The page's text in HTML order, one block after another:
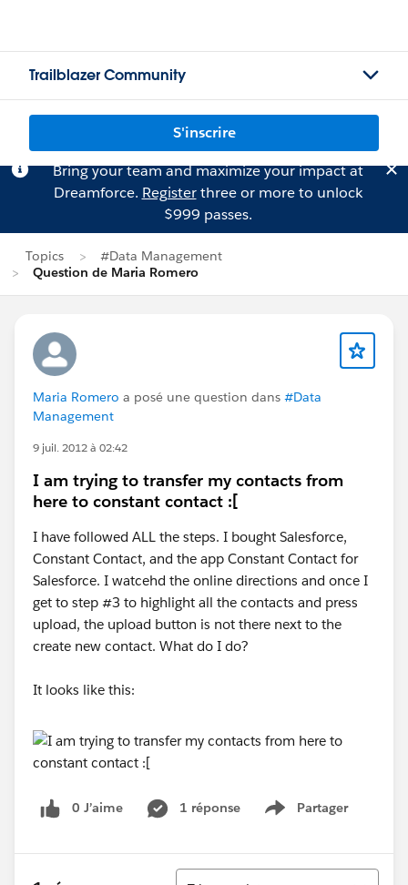
Trailblazer Community
S'inscrire
Bring your team and maximize your impact at
Dreamforce. Registerthree or more to unlock
$999 passes.
Topics
#Data Management
Question de Maria Romero
Maria Romero a posé une question dans #Data
Management
9 juil. 2012 à 02:42
I am trying to transfer my contacts from
here to constant contact :[
I have followed ALL the steps. I bought Salesforce,
Constant Contact, and the app Constant Contact for
Salesforce. I watcehd the online directions and once I
get to step #3 to highlight all the contacts and press
upload, the upload button is not there next to the
create new contact. What do I do?
It looks like this:
0 J’aime 1 réponse Partager
Show menu
Tri